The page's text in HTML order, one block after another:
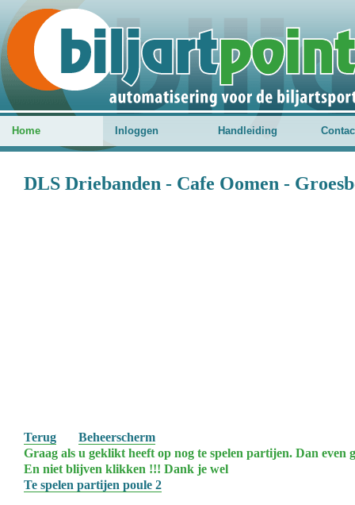
Home Inloggen Handleiding
DLS Driebanden - Cafe Oomen -
Terug
Beheerscherm
Graag als u geklikt heeft op nog te spelen partijen. Dan even
En niet blijven klikken !!! Dank je wel
Te spelen partijen poule 2